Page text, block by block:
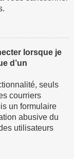
lorsque je
d’un
seuls
courriers
un formulaire
abusive du
utilisateurs